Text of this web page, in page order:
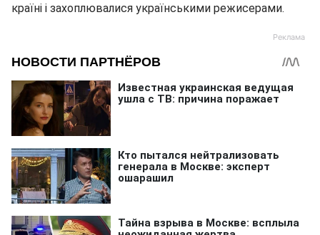
країні і захоплювалися українськими режисерами.